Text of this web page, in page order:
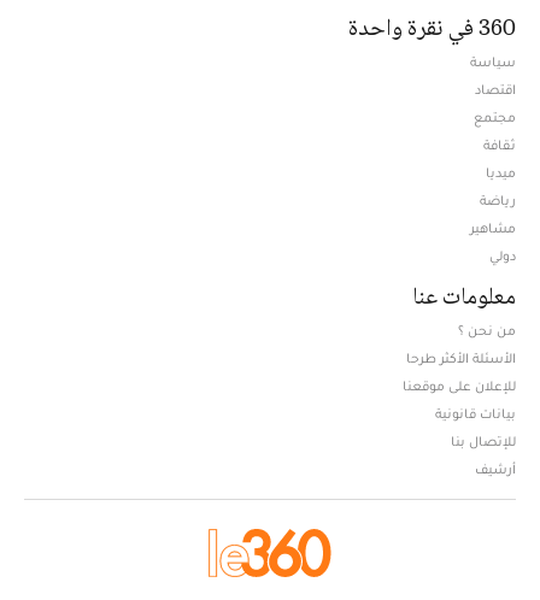
360 في نقرة واحدة
سياسة
اقتصاد
مجتمع
ثقافة
ميديا
رياضة
مشاهير
دولي
معلومات عنا
من نحن ؟
الأسئلة الأكثر طرحا
للإعلان على موقعنا
بيانات قانونية
للإتصال بنا
أرشيف